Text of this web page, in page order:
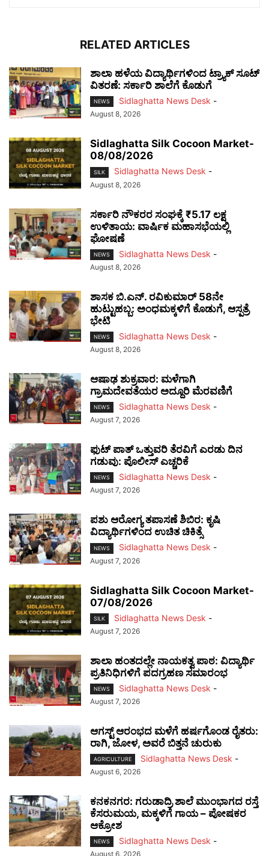
RELATED ARTICLES
ಶಾಲಾ ಹಳೆಯ ವಿದ್ಯಾರ್ಥಿಗಳಿಂದ ಟ್ರ್ಯಾಕ್‌ ಸೂಟ್
ವಿತರಣೆ: ಸರ್ಕಾರಿ ಶಾಲೆಗೆ ಕೊಡುಗೆ
NEWS Sidlaghatta News Desk -
August 8, 2026
Sidlaghatta Silk Cocoon Market-
08/08/2026
SILK Sidlaghatta News Desk -
August 8, 2026
ಸರ್ಕಾರಿ ನೌಕರರ ಸಂಘಕ್ಕೆ ₹5.17 ಲಕ್ಷ
ಉಳಿತಾಯ: ವಾರ್ಷಿಕ ಮಹಾಸಭೆಯಲ್ಲಿ
ಘೋಷಣೆ
NEWS Sidlaghatta News Desk -
August 8, 2026
ಶಾಸಕ ಬಿ.ಎನ್. ರವಿಕುಮಾರ್ 58ನೇ
ಹುಟ್ಟುಹಬ್ಬ: ಅಂಧಮಕ್ಕಳಿಗೆ ಕೊಡುಗೆ, ಆಸ್ಪತ್ರೆ
ಭೇಟಿ
NEWS Sidlaghatta News Desk -
August 8, 2026
ಆಷಾಢ ಶುಕ್ರವಾರ: ಮಳೆಗಾಗಿ
ಗ್ರಾಮದೇವತೆಯರ ಅದ್ದೂರಿ ಮೆರವಣಿಗೆ
NEWS Sidlaghatta News Desk -
August 7, 2026
ಫುಟ್‌ ಪಾತ್ ಒತ್ತುವರಿ ತೆರವಿಗೆ ಎರಡು ದಿನ
ಗಡುವು: ಪೊಲೀಸ್ ಎಚ್ಚರಿಕೆ
NEWS Sidlaghatta News Desk -
August 7, 2026
ಪಶು ಆರೋಗ್ಯ ತಪಾಸಣೆ ಶಿಬಿರ: ಕೃಷಿ
ವಿದ್ಯಾರ್ಥಿಗಳಿಂದ ಉಚಿತ ಚಿಕಿತ್ಸೆ
NEWS Sidlaghatta News Desk -
August 7, 2026
Sidlaghatta Silk Cocoon Market-
07/08/2026
SILK Sidlaghatta News Desk -
August 7, 2026
ಶಾಲಾ ಹಂತದಲ್ಲೇ ನಾಯಕತ್ವ ಪಾಠ: ವಿದ್ಯಾರ್ಥಿ
ಪ್ರತಿನಿಧಿಗಳಿಗೆ ಪದಗ್ರಹಣ ಸಮಾರಂಭ
NEWS Sidlaghatta News Desk -
August 7, 2026
ಆಗಸ್ಟ್ ಆರಂಭದ ಮಳೆಗೆ ಹರ್ಷಗೊಂಡ ರೈತರು:
ರಾಗಿ, ಜೋಳ, ಅವರೆ ಬಿತ್ತನೆ ಚುರುಕು
AGRICULTURE Sidlaghatta News Desk -
August 6, 2026
ಕನಕನಗರ: ಗರುಡಾದ್ರಿ ಶಾಲೆ ಮುಂಭಾಗದ ರಸ್ತೆ
ಕೆಸರುಮಯ, ಮಕ್ಕಳಿಗೆ ಗಾಯ – ಪೋಷಕರ
ಆಕ್ರೋಶ
NEWS Sidlaghatta News Desk -
August 6, 2026